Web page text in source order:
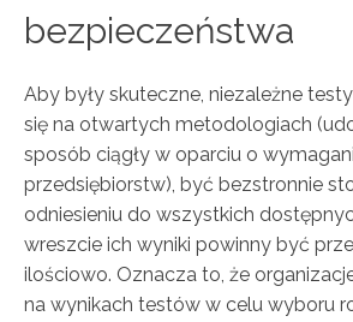
bezpieczeństwa
Aby były skuteczne, niezależne
się na otwartych metodologiach
sposób ciągły w oparciu o
przedsiębiorstw), być bezstronnie
odniesieniu do wszystkich
wreszcie ich wyniki powinny być
ilościowo. Oznacza to, że
na wynikach testów w celu wyboru